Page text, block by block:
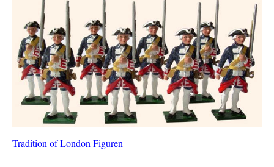
Tradition of London Figuren